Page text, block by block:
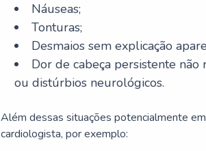
Náuseas;
Tonturas;
Desmaios sem explicação
Dor de cabeça persistente
ou distúrbios neurológicos.
Além dessas situações potencialmente
cardiologista, por exemplo: